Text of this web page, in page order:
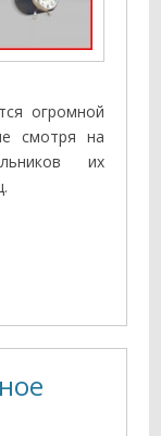
огромной
смотря на
их